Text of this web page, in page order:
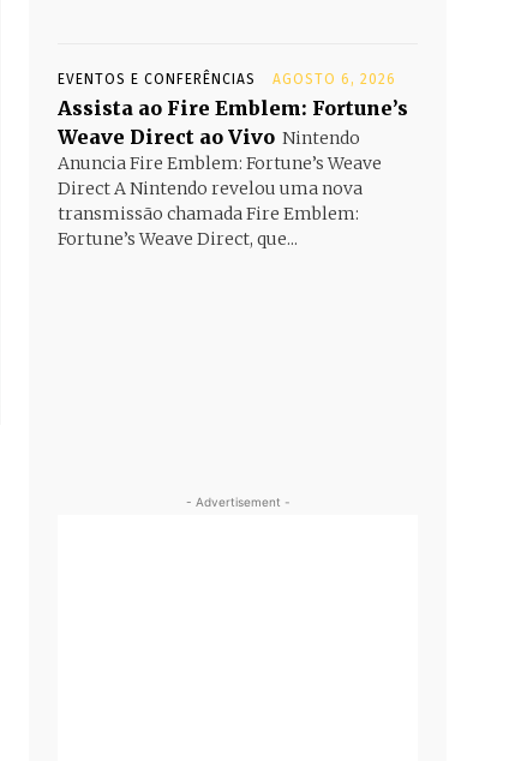
EVENTOS E CONFERÊNCIAS AGOSTO 6, 2026
Assista ao Fire Emblem: Fortune’s
Weave Direct ao Vivo Nintendo
Anuncia Fire Emblem: Fortune’s Weave
Direct A Nintendo revelou uma nova
transmissão chamada Fire Emblem:
Fortune’s Weave Direct, que...
- Advertisement -